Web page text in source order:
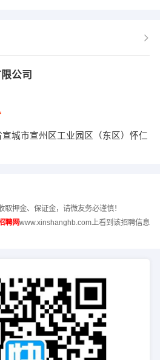
公司
宣城市宣州区工业园区（东区）怀仁
押金、保证金，请微友务必谨慎！
聘网www.xinshanghb.com上看到该招聘信息